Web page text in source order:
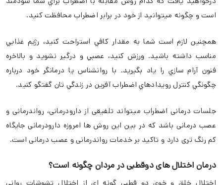
است و چگونه میتوانید از خود در برابر اضطراب محافظت کنید.
همچنين لازم است شما به مقدار كافي استراحت كنيد، رژيم غذايي
مناسب داشته باشيد. ورزش كنيد، عصبي و درگير نشويد و بالاخره
فنون آرام سازي را ياد بگيريد. با روانشناس يا درمانگر خود درباره
چگونگي كنترل رويدادهاي اضطراب آفرين در زندگي تان گفتگو كنيد.
جلسات درمانی اضطراب میتواند تلفیقی از دارودرمانی، رواندرمانی و
عصب درمانی باشد که در بین این روش ها امروزه دارودرمانی جایگاه
کم رنگ تری دارد و تاکید بر خدمات رواندرمانی و عصب درمانی است.
درمان اختلال های دوقطبی در مردان چگونه است؟